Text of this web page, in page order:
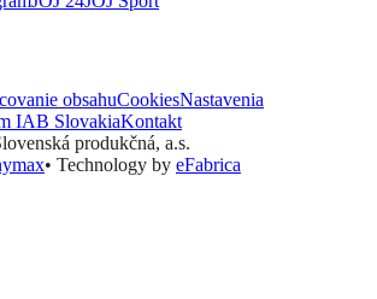
obsahuCookiesNastavenia
IAB SlovakiaKontakt
produkčná, a.s.
• Technology by eFabrica